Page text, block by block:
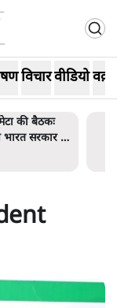
विचारवीडियो
'ताकतवर
आक्रामकता न
जी को सुने':